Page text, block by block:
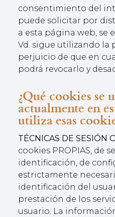
consentimiento del
puede solicitar por
a esta página web, se
Vd. sigue utilizando la
perjuicio de que en
podrá revocarlo y
¿Qué cookies se
actualmente en
utiliza esas
TÉCNICAS DE SESIÓN
cookies PROPIAS, de
identificación, de
estrictamente
identificación del
prestación de los
usuario. La